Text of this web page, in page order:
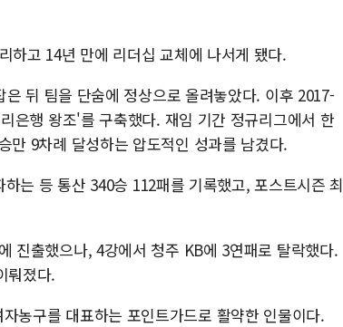
하고 14년 만에 리더십 교체에 나서게 됐다.
뒤 팀을 단숨에 정상으로 올려놓았다. 이후 2017-
은행 왕조'를 구축했다. 재임 기간 정규리그에서 한
만 9차례 달성하는 압도적인 성과를 남겼다.
는 등 통산 340승 112패를 기록했고, 포스트시즌 최
진출했으나, 4강에서 청주 KB에 3연패로 탈락했다.
뤄졌다.
농구를 대표하는 포인트가드로 활약한 인물이다.